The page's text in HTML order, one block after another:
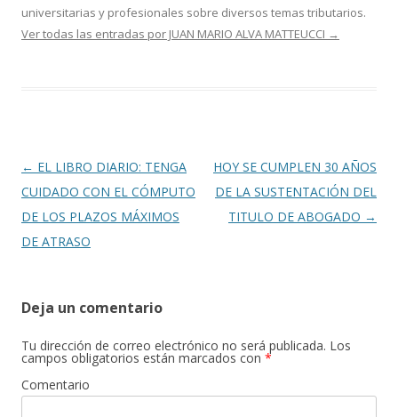
universitarias y profesionales sobre diversos temas tributarios.
Ver todas las entradas por JUAN MARIO ALVA MATTEUCCI →
Navegación
de
entradas
← EL LIBRO DIARIO: TENGA
CUIDADO CON EL CÓMPUTO
DE LOS PLAZOS MÁXIMOS
DE ATRASO
HOY SE CUMPLEN 30 AÑOS
DE LA SUSTENTACIÓN DEL
TITULO DE ABOGADO →
Deja un comentario
Tu dirección de correo electrónico no será publicada. Los
campos obligatorios están marcados con *
Comentario